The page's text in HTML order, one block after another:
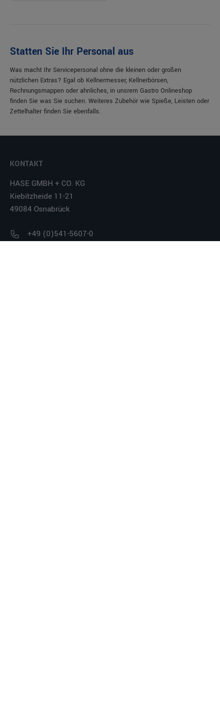
Statten Sie Ihr Personal aus
Was macht Ihr Servicepersonal ohne die kleinen oder großen
nützlichen Extras? Egal ob Kellnermesser, Kellnerbörsen,
Rechnungsmappen oder ahnliches, in unsrem Gastro Onlineshop
finden Sie was Sie suchen. Weiteres Zubehör wie Spieße, Leisten oder
Zettelhalter finden Sie ebenfalls.
KONTAKT
HASE GMBH + CO. KG
Kiebitzheide 11-21
49084 Osnabrück
+49 (0)541-5607-0